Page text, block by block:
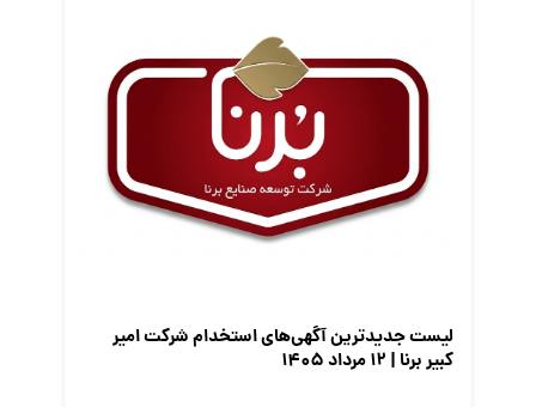
کارفرمایان
گزارش‌های آماری
معرفی متخصصان منابع انسانی
لیست جدیدترین آگهی‌های استخدام شرکت امیر
کبیر برنا | ۱۲ مرداد ۱۴۰۵